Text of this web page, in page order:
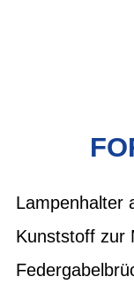
Lampenhalter
Kunststoff zur